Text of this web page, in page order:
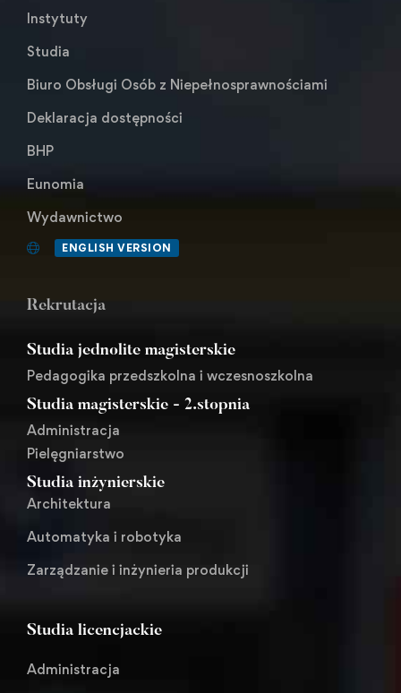
Instytuty
Studia
Biuro Obsługi Osób z Niepełnosprawnościami
Deklaracja dostępności
BHP
Eunomia
Wydawnictwo
ENGLISH VERSION
Rekrutacja
Studia jednolite magisterskie
Pedagogika przedszkolna i wczesnoszkolna
Studia magisterskie - 2.stopnia
Administracja
Pielęgniarstwo
Studia inżynierskie
Architektura
Automatyka i robotyka
Zarządzanie i inżynieria produkcji
Studia licencjackie
Administracja